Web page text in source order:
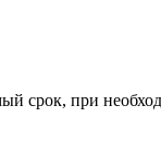
срок, при